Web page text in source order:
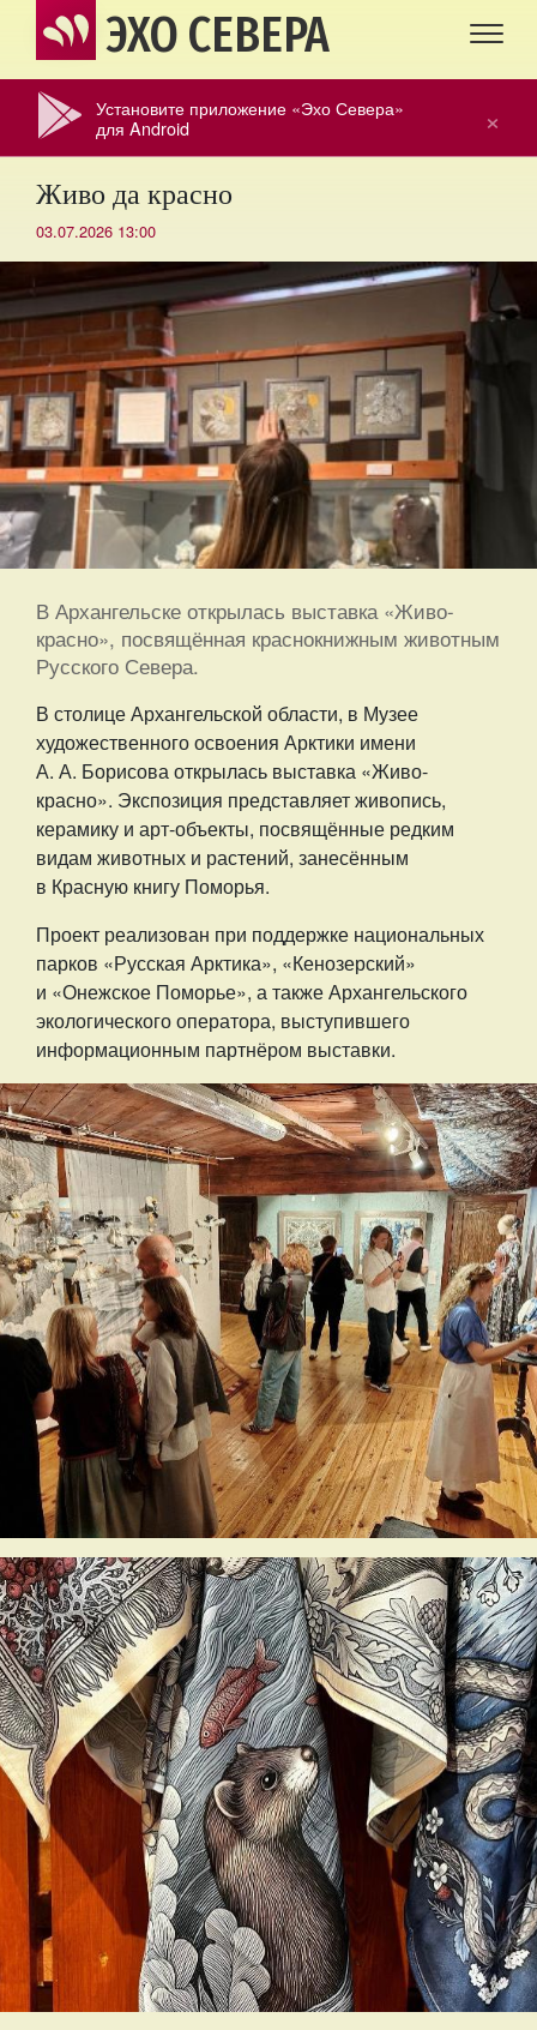
ЭХО СЕВЕРА
×
Установите приложение «Эхо Севера»
для Android
Живо да красно
03.07.2026 13:00
В Архангельске открылась выставка «Живо-
красно», посвящённая краснокнижным животным
Русского Севера.
В столице Архангельской области, в Музее
художественного освоения Арктики имени
А. А. Борисова открылась выставка «Живо-
красно». Экспозиция представляет живопись,
керамику и арт-объекты, посвящённые редким
видам животных и растений, занесённым
в Красную книгу Поморья.
Проект реализован при поддержке национальных
парков «Русская Арктика», «Кенозерский»
и «Онежское Поморье», а также Архангельского
экологического оператора, выступившего
информационным партнёром выставки.